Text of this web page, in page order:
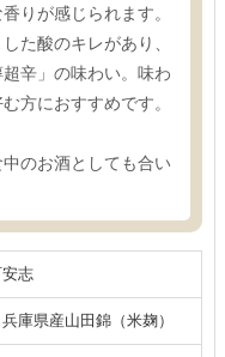
りが感じられます。
た酸のキレがあり、
超辛」の味わい。味わ
方におすすめです。
のお酒としても合い
志
庫県産山田錦（米麹）